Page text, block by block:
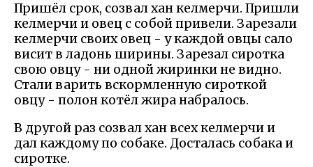
Пришёл срок, созвал хан келмерчи. Пришли
келмерчи и овец с собой привели. Зарезали
келмерчи своих овец - у каждой овцы сало
висит в ладонь ширины. Зарезал сиротка
свою овцу - ни одной жиринки не видно.
Стали варить вскормленную сироткой
овцу - полон котёл жира набралось.
В другой раз созвал хан всех келмерчи и
дал каждому по собаке. Досталась собака и
сиротке.